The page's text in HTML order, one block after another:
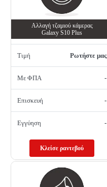
Αλλαγή τζαμιού κάμερας
Galaxy S10 Plus
Τιμή Ρωτήστε μας
Με ΦΠΑ -
Επισκευή -
Εγγύηση -
Κλείσε ραντεβού